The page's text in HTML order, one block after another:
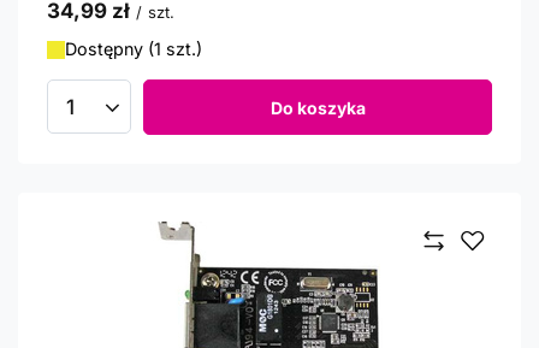
34,99 zł / szt.
Dostępny (1 szt.)
Ilość produktów Do koszyka